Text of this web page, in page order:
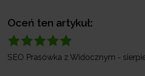
Oceń ten artykuł:
SEO Prasówka z Widocznym -